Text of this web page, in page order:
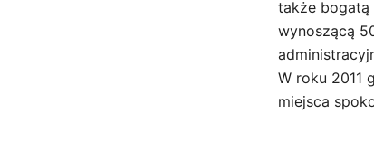
także bogatą
wynoszącą
W roku 2011
miejsca